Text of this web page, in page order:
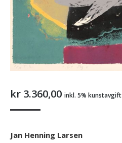
kr 3.360,00 inkl. 5% kunstavgift
Jan Henning Larsen